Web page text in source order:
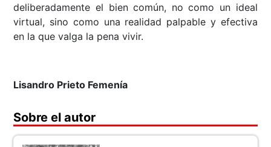
deliberadamente el bien común, no como un ideal
virtual, sino como una realidad palpable y efectiva
en la que valga la pena vivir.
Lisandro Prieto Femenía
Sobre el autor